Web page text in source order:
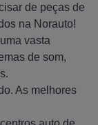
de peças de
na Norauto!
vasta
de som,
As melhores